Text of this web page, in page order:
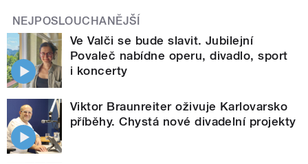
NEJPOSLOUCHANĚJŠÍ
Ve Valči se bude slavit. Jubilejní
Povaleč nabídne operu, divadlo, sport
i koncerty
Viktor Braunreiter oživuje Karlovarsko
příběhy. Chystá nové divadelní projekty